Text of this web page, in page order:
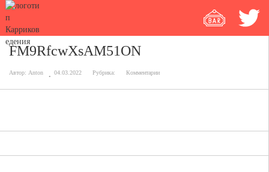
FM9RfcwXsAM51ON
Автор: Anton 04.03.2022 Рубрика: Комментарии